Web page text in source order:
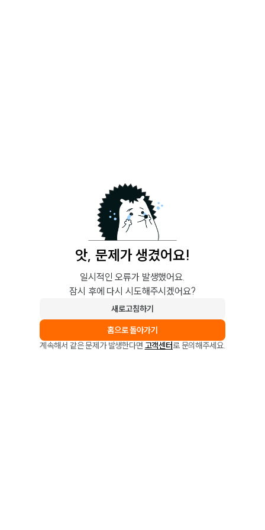
앗, 문제가 생겼어요!
일시적인 오류가 발생했어요.
잠시 후에 다시 시도해주시겠어요?
새로고침하기
홈으로 돌아가기
계속해서 같은 문제가 발생한다면 고객센터로 문의해주세요.